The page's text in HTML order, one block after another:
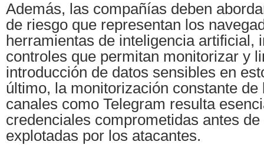
Además, las compañías deben
de riesgo que representan los
herramientas de inteligencia artificial,
controles que permitan monitorizar y
introducción de datos sensibles en
último, la monitorización constante de
canales como Telegram resulta
credenciales comprometidas antes de
explotadas por los atacantes.